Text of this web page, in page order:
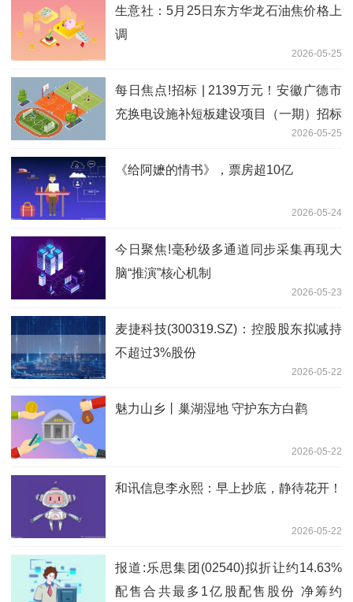
生意社：5月25日东方华龙石油焦价格上
调
2026-05-25
每日焦点!招标 | 2139万元！安徽广德市
充换电设施补短板建设项目（一期）招标
2026-05-25
《给阿嬷的情书》，票房超10亿
2026-05-24
今日聚焦!毫秒级多通道同步采集再现大
脑“推演”核心机制
2026-05-23
麦捷科技(300319.SZ)：控股股东拟减持
不超过3%股份
2026-05-22
魅力山乡丨巢湖湿地 守护东方白鹳
2026-05-22
和讯信息李永熙：早上抄底，静待花开！
2026-05-22
报道:乐思集团(02540)拟折让约14.63%
配售合共最多1亿股配售股份 净筹约